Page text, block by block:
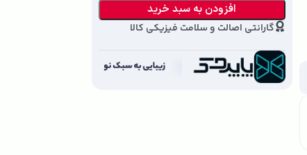
افزودن به سبد خرید
گارانتی اصالت و سلامت فیزیکی کالا